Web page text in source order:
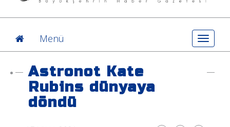
Toggle
Menü
Astronot Kate
Rubins dünyaya
döndü